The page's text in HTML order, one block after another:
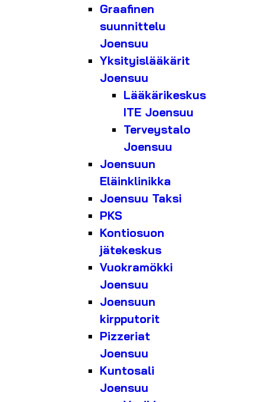
Graafinen
suunnittelu
Joensuu
Yksityislääkärit
Joensuu
Lääkärikeskus
ITE Joensuu
Terveystalo
Joensuu
Joensuun
Eläinklinikka
Joensuu Taksi
PKS
Kontiosuon
jätekeskus
Vuokramökki
Joensuu
Joensuun
kirpputorit
Pizzeriat
Joensuu
Kuntosali
Joensuu